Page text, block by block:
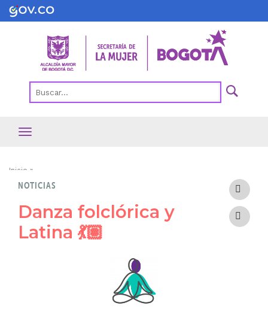
Pasar
al
Ruta
de
navegación
Inicio
NOTICIAS
Danza folclórica y
Latina 💃🏽